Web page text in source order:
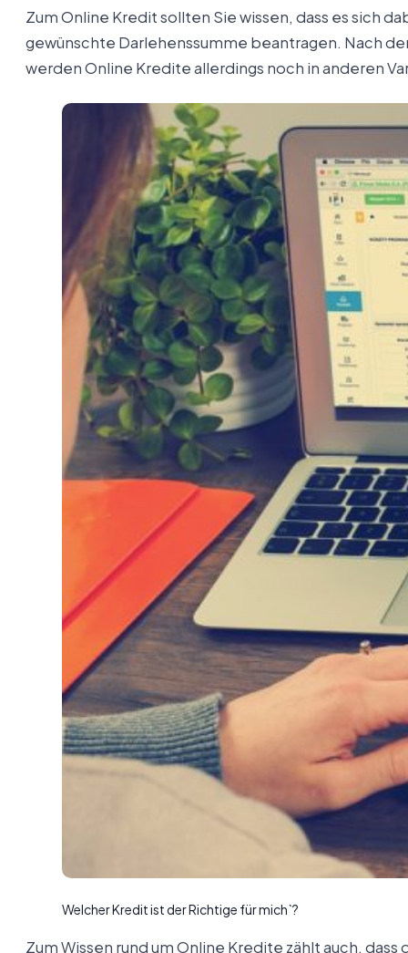
Zum Online Kredit sollten Sie wissen, dass es sich
gewünschte Darlehenssumme beantragen. Nach
werden Online Kredite allerdings noch in anderen
Welcher Kredit ist der Richtige für mich`?
Zum Wissen rund um Online Kredite zählt auch,